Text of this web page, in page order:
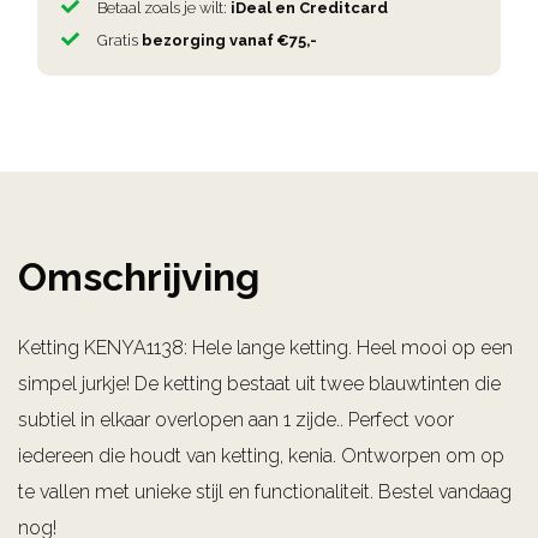
Betaal zoals je wilt: iDeal en Creditcard
Gratis bezorging vanaf €75,-
Omschrijving
Ketting KENYA1138: Hele lange ketting. Heel mooi op een
simpel jurkje! De ketting bestaat uit twee blauwtinten die
subtiel in elkaar overlopen aan 1 zijde.. Perfect voor
iedereen die houdt van ketting, kenia. Ontworpen om op
te vallen met unieke stijl en functionaliteit. Bestel vandaag
nog!